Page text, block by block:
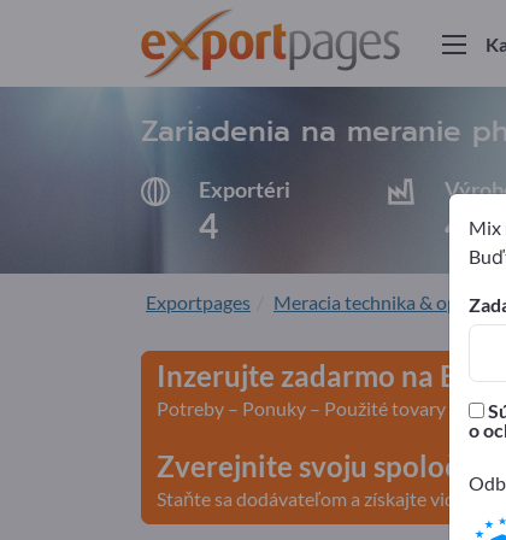
Zariadenia na meranie
Exportéri
4 4
Exportpages Meracia technika & optika
Inzerujte zadarmo na
Potreby – Ponuky – Použité tovary –
Zverejnite svoju
Staňte sa dodávateľom a získajte
Mix
o